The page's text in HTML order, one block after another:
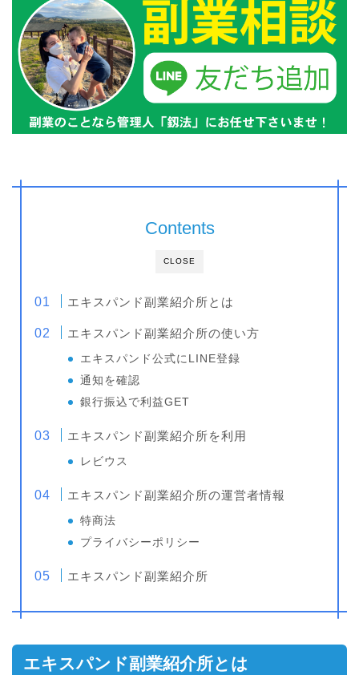
CLOSE
Contents
エキスパンド副業紹介所とは
エキスパンド副業紹介所の使い方
エキスパンド公式にLINE登録
通知を確認
銀行振込で利益GET
エキスパンド副業紹介所を利用
レビウス
エキスパンド副業紹介所の運営者情報
特商法
プライバシーポリシー
エキスパンド副業紹介所
エキスパンド副業紹介所とは